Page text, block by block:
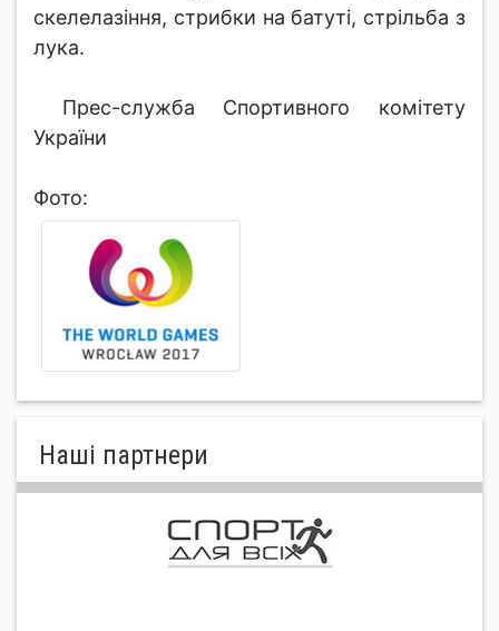
скелелазіння, стрибки на батуті, стрільба з
лука.
Прес-служба Спортивного комітету
України
Фото:
Нашi партнери